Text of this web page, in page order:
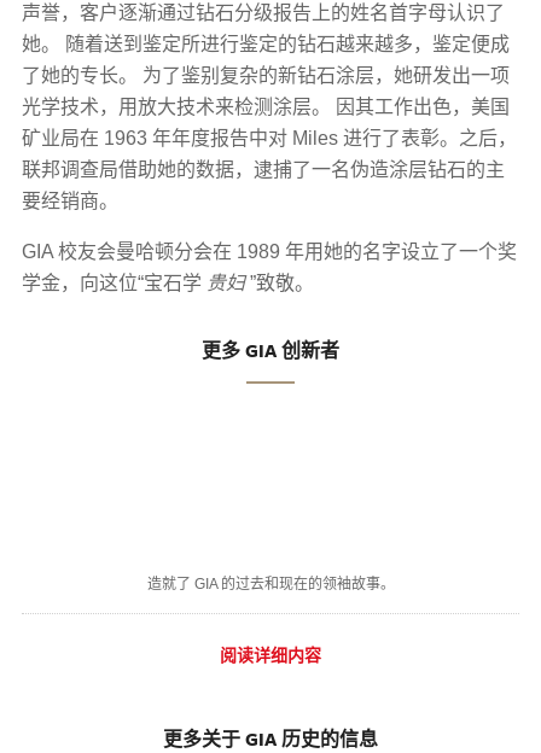
声誉，客户逐渐通过钻石分级报告上的姓名首字母认识了
她。 随着送到鉴定所进行鉴定的钻石越来越多，鉴定便成
了她的专长。 为了鉴别复杂的新钻石涂层，她研发出一项
光学技术，用放大技术来检测涂层。 因其工作出色，美国
矿业局在 1963 年年度报告中对 Miles 进行了表彰。之后，
联邦调查局借助她的数据，逮捕了一名伪造涂层钻石的主
要经销商。
GIA 校友会曼哈顿分会在 1989 年用她的名字设立了一个奖
学金，向这位“宝石学 贵妇”致敬。
更多 GIA 创新者
造就了 GIA 的过去和现在的领袖故事。
阅读详细内容
更多关于 GIA 历史的信息